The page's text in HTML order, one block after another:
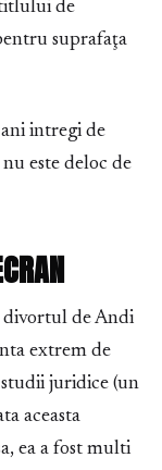
de
suprafaţa
intregi de
este deloc de
divortul de Andi
extrem de
juridice (un
aceasta
ea a fost multi